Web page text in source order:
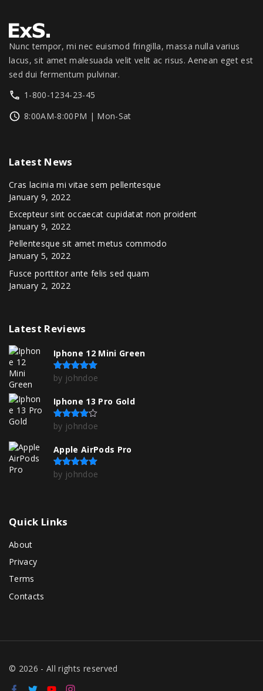
Nunc tempor, mi nec euismod fringilla, massa nulla varius
lacus, sit amet malesuada velit velit ac risus. Aenean eget est
sed dui fermentum pulvinar.
1-800-1234-23-45
8:00AM-8:00PM | Mon-Sat
Latest News
Cras lacinia mi vitae sem pellentesque
January 9, 2022
Excepteur sint occaecat cupidatat non proident
January 9, 2022
Pellentesque sit amet metus commodo
January 5, 2022
Fusce porttitor ante felis sed quam
January 2, 2022
Latest Reviews
Iphone 12 Mini Green
Rated5out of 5
by johndoe
Iphone 13 Pro Gold
Rated4out of 5
by johndoe
Apple AirPods Pro
Rated5out of 5
by johndoe
Quick Links
About
Privacy
Terms
Contacts
© 2026 - All rights reserved